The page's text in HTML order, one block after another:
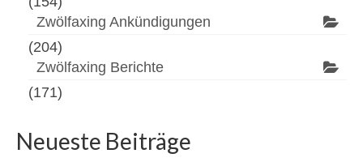
Zwölfaxing Ankündigungen
(204)
Zwölfaxing Berichte
(171)
Neueste Beiträge